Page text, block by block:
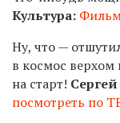
Культура:
Ну, что —
в космос верхом
на старт!
посмотреть по